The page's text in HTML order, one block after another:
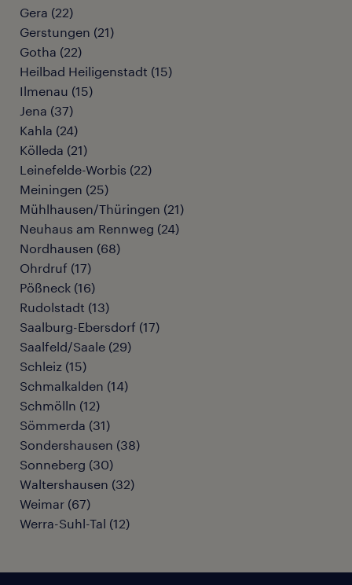
Gera (22)
Gerstungen (21)
Gotha (22)
Heilbad Heiligenstadt (15)
Ilmenau (15)
Jena (37)
Kahla (24)
Kölleda (21)
Leinefelde-Worbis (22)
Meiningen (25)
Mühlhausen/Thüringen (21)
Neuhaus am Rennweg (24)
Nordhausen (68)
Ohrdruf (17)
Pößneck (16)
Rudolstadt (13)
Saalburg-Ebersdorf (17)
Saalfeld/Saale (29)
Schleiz (15)
Schmalkalden (14)
Schmölln (12)
Sömmerda (31)
Sondershausen (38)
Sonneberg (30)
Waltershausen (32)
Weimar (67)
Werra-Suhl-Tal (12)